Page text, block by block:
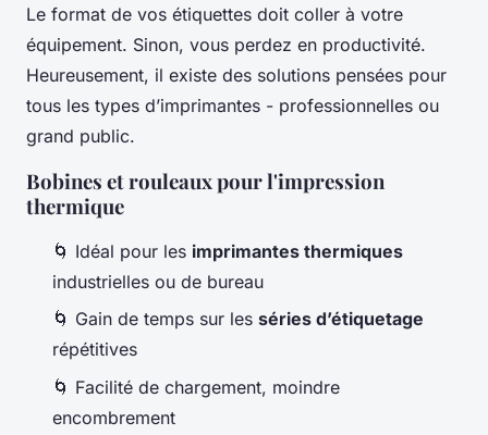
Le format de vos étiquettes doit coller à votre
équipement. Sinon, vous perdez en productivité.
Heureusement, il existe des solutions pensées pour
tous les types d’imprimantes - professionnelles ou
grand public.
Bobines et rouleaux pour l'impression
thermique
🌀 Idéal pour les imprimantes thermiques
industrielles ou de bureau
🌀 Gain de temps sur les séries d’étiquetage
répétitives
🌀 Facilité de chargement, moindre
encombrement